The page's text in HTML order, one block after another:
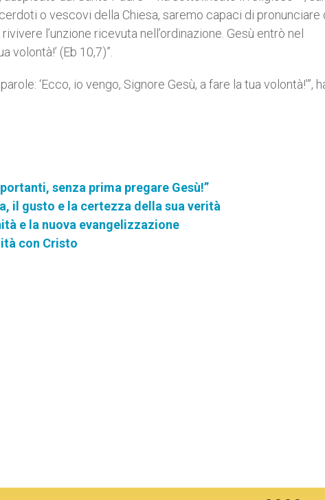
o vescovi della Chiesa, saremo capaci di pronunciare
l’unzione ricevuta nell’ordinazione. Gesù entrò nel
volontà!’ (Eb 10,7)”.
‘Ecco, io vengo, Signore Gesù, a fare la tua volontà!'”,
senza prima pregare Gesù!”
il gusto e la certezza della sua verità
e la nuova evangelizzazione
con Cristo